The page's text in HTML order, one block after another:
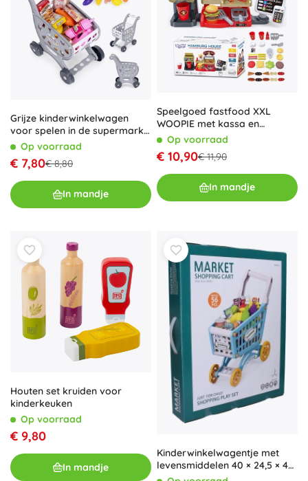
Grijze kinderwinkelwagen
voor spelen in de supermarkt
of keuken + 18 accessoires
Op voorraad
€ 7,80€ 8,80
In mandje
Speelgoed fastfood XXL
WOOPIE met kassa en
drankdispenser
Op voorraad
€ 10,90€ 11,90
In mandje
Houten set kruiden voor
kinderkeuken
Op voorraad
€ 9,80
In mandje
Kinderwinkelwagentje met
levensmiddelen 40 × 24,5 × 44
cm